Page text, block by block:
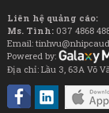
Liên hệ quảng cáo:
Ms. Tình: 037 4868
Email:
Powered by:
Địa chỉ: Lầu 3, 63A Võ